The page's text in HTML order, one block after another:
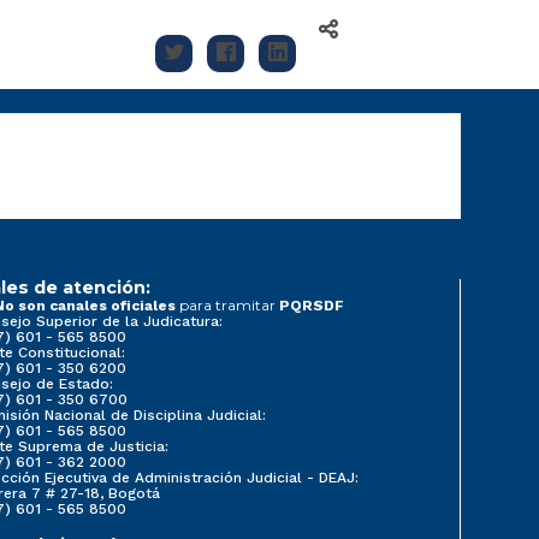
de atención:
son canales oficiales para tramitar PQRSDF
Superior de la Judicatura:
601 - 565 8500
Constitucional:
601 - 350 6200
de Estado:
601 - 350 6700
Nacional de Disciplina Judicial:
601 - 565 8500
Suprema de Justicia:
601 - 362 2000
Ejecutiva de Administración Judicial - DEAJ:
7 # 27-18, Bogotá
601 - 565 8500